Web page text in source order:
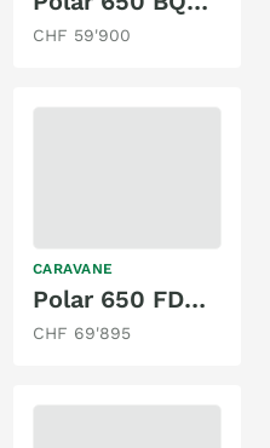
CHF 59'900
CARAVANE
Polar 650 FDC Black Edition M26
CHF 69'895